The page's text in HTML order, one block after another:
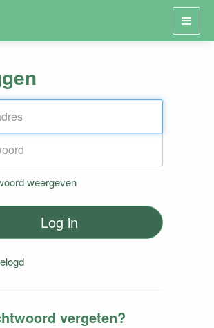
weergeven
Log in
vergeten?